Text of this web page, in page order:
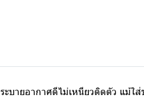
บายอากาศดีไม่เหนียวติดตัว แม้ใ